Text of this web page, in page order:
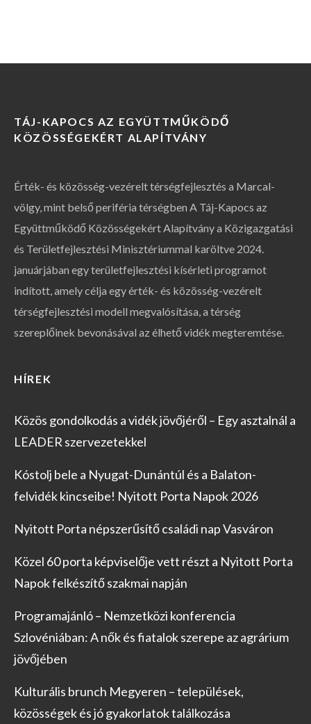
TÁJ-KAPOCS AZ EGYÜTTMŰKÖDŐ
KÖZÖSSÉGEKÉRT ALAPÍTVÁNY
Érték- és közösség-vezérelt térségfejlesztés a Marcal-
völgy, mint belső periféria térségben A Táj-Kapocs az
Együttműködő Közösségekért Alapítvány a Közigazgatási
és Területfejlesztési Minisztériummal karöltve 2024.
januárjában egy területfejlesztési kísérleti programot
indított, amely célja egy érték- és közösség-vezérelt
térségfejlesztési modell megvalósítása, a térség
szereplőinek bevonásával az élhető vidék megteremtése.
HÍREK
Közös gondolkodás a vidék jövőjéről – Egy asztalnál a
LEADER szervezetekkel
Kóstolj bele a Nyugat-Dunántúl és a Balaton-
felvidék kincseibe! Nyitott Porta Napok 2026
Nyitott Porta népszerűsítő családi nap Vasváron
Közel 60 porta képviselője vett részt a Nyitott Porta
Napok felkészítő szakmai napján
Programajánló – Nemzetközi konferencia
Szlovéniában: A nők és fiatalok szerepe az agrárium
jövőjében
Kulturális brunch Megyeren – települések,
közösségek és jó gyakorlatok találkozása